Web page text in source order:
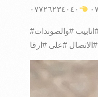
#يوجد #لدينا #انابيب #والصوندات_microduct #بار #SDR11 #لأستخدام #كيبل #الاتصالات #ونصنع #كل #الاحجام #حسب